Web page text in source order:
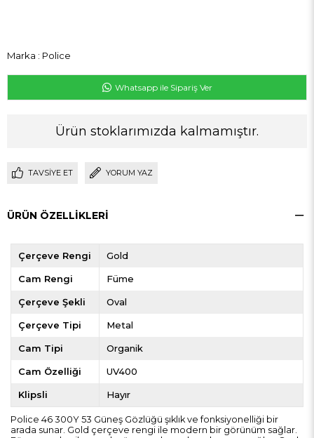
Marka : Police
Whatsapp ile Sipariş Ver
Ürün stoklarımızda kalmamıştır.
TAVSIYE ET YORUM YAZ
ÜRÜN ÖZELLIKLERI
Çerçeve Rengi Gold
Cam Rengi Füme
Çerçeve Şekli Oval
Çerçeve Tipi Metal
Cam Tipi Organik
Cam Özelliği UV400
Klipsli Hayır
Police 46 300Y 53 Güneş Gözlüğü şıklık ve fonksiyonelliği bir
arada sunar. Gold çerçeve rengi ile modern bir görünüm sağlar.